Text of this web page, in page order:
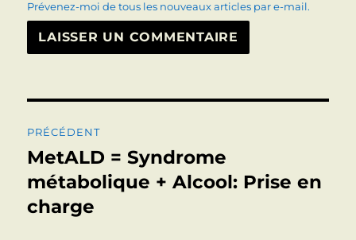
Prévenez-moi de tous les nouveaux articles par e-mail.
de
l’article
PRÉCÉDENT
Publication
précédente :
MetALD = Syndrome
métabolique + Alcool: Prise en
charge